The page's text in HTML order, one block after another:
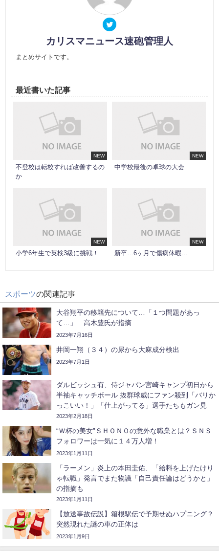
カリスマニュース速砲管理人
まとめサイトです。
最近書いた記事
NEW
不登校は転校すれば改善するの
か
NEW
中学校最後の卓球の大会
NEW
小学6年生で英検3級に挑戦！
NEW
新卒…6ヶ月で傷病休暇…
スポーツの関連記事
大谷翔平の移籍先について…「１つ問題があっ
て…」 高木豊氏が指摘
2023年7月16日
井岡一翔（３４）の尿から大麻成分検出
2023年7月1日
ダルビッシュ有、侍ジャパン宮崎キャンプ初日から
半袖キャッチボール 抜群球威にファン殺到「バリか
っこいい！」「仕上がってる」選手たちもガン見
2023年2月18日
“Ｗ杯の美女”ＳＨＯＮＯの意外な職業とは？ＳＮＳ
フォロワーは一気に１４万人増！
2023年1月11日
「ラーメン」炎上の本田圭佑、「給料を上げたけり
ゃ転職」発言でまた物議「自己責任論はどうかと」
の指摘も
2023年1月11日
【放送事故伝説】箱根駅伝で予期せぬハプニング？
突然現れた謎の車の正体は
2023年1月9日